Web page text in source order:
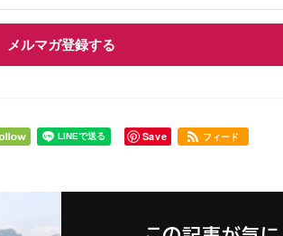
メルマガ登録する
Save フィード